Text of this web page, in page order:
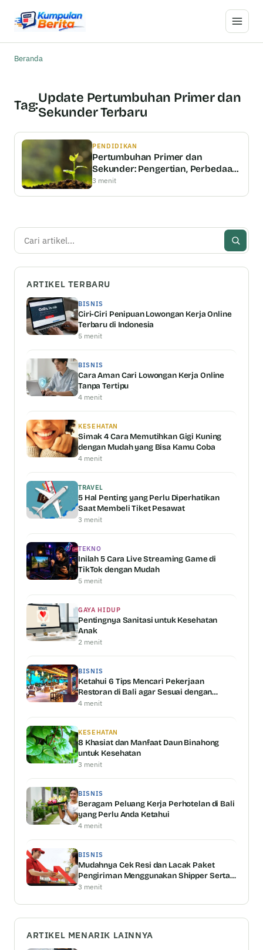
Buka
Beranda
Tag:Update Pertumbuhan Primer dan
Sekunder Terbaru
PENDIDIKAN
Pertumbuhan Primer dan
Sekunder: Pengertian, Perbedaan
& Persamaan
3 menit
Cari
ARTIKEL TERBARU
BISNIS
Ciri-Ciri Penipuan Lowongan Kerja Online
Terbaru di Indonesia
5 menit
BISNIS
Cara Aman Cari Lowongan Kerja Online
Tanpa Tertipu
4 menit
KESEHATAN
Simak 4 Cara Memutihkan Gigi Kuning
dengan Mudah yang Bisa Kamu Coba
4 menit
TRAVEL
5 Hal Penting yang Perlu Diperhatikan
Saat Membeli Tiket Pesawat
3 menit
TEKNO
Inilah 5 Cara Live Streaming Game di
TikTok dengan Mudah
5 menit
GAYA HIDUP
Pentingnya Sanitasi untuk Kesehatan
Anak
2 menit
BISNIS
Ketahui 6 Tips Mencari Pekerjaan
Restoran di Bali agar Sesuai dengan
Kemampuan Anda
4 menit
KESEHATAN
8 Khasiat dan Manfaat Daun Binahong
untuk Kesehatan
3 menit
BISNIS
Beragam Peluang Kerja Perhotelan di Bali
yang Perlu Anda Ketahui
4 menit
BISNIS
Mudahnya Cek Resi dan Lacak Paket
Pengiriman Menggunakan Shipper Serta
Keunggulannya
3 menit
ARTIKEL MENARIK LAINNYA